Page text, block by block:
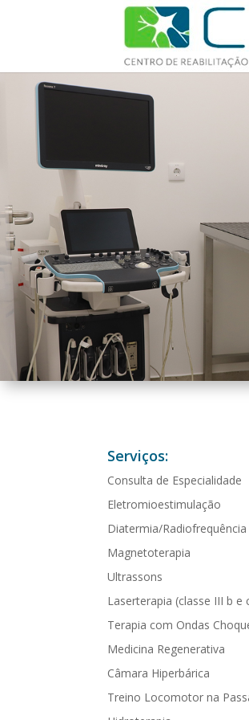
Serviços:
Consulta de Especialidade
Eletromioestimulação
Diatermia/Radiofrequência
Magnetoterapia
Ultrassons
Laserterapia (classe III b e
Terapia com Ondas
Medicina Regenerativa
Câmara Hiperbárica
Treino Locomotor na